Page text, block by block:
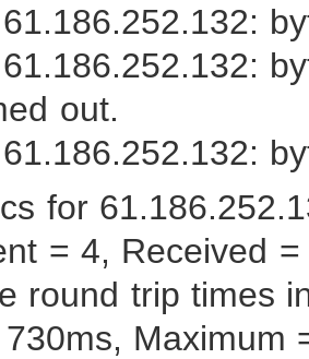
out.
for
= 4, Received
round trip times
Maximum